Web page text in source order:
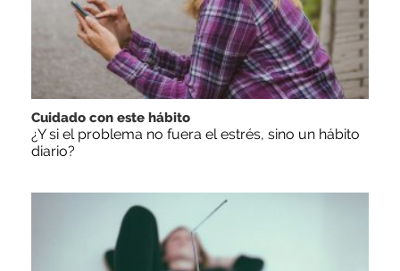
Cuidado con este hábito
¿Y si el problema no fuera el estrés, sino un hábito
diario?